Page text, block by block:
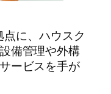
点に、ハウスク
備管理や外構
ービスを手が